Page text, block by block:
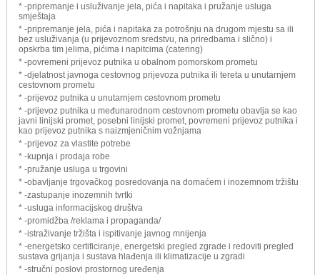
* -pripremanje i usluživanje jela, pića i napitaka i pružanje usluga
smještaja
* -pripremanje jela, pića i napitaka za potrošnju na drugom mjestu sa ili
bez usluživanja (u prijevoznom sredstvu, na priredbama i slično) i
opskrba tim jelima, pićima i napitcima (catering)
* -povremeni prijevoz putnika u obalnom pomorskom prometu
* -djelatnost javnoga cestovnog prijevoza putnika ili tereta u unutarnjem
cestovnom prometu
* -prijevoz putnika u unutarnjem cestovnom prometu
* -prijevoz putnika u međunarodnom cestovnom prometu obavlja se kao
javni linijski promet, posebni linijski promet, povremeni prijevoz putnika i
kao prijevoz putnika s naizmjeničnim vožnjama
* -prijevoz za vlastite potrebe
* -kupnja i prodaja robe
* -pružanje usluga u trgovini
* -obavljanje trgovačkog posredovanja na domaćem i inozemnom tržištu
* -zastupanje inozemnih tvrtki
* -usluga informacijskog društva
* -promidžba /reklama i propaganda/
* -istraživanje tržišta i ispitivanje javnog mnijenja
* -energetsko certificiranje, energetski pregled zgrade i redoviti pregled
sustava grijanja i sustava hlađenja ili klimatizacije u zgradi
* -stručni poslovi prostornog uređenja